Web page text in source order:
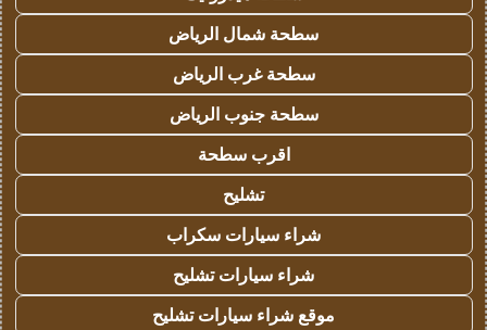
سطحة شمال الرياض
سطحة غرب الرياض
سطحة جنوب الرياض
اقرب سطحة
تشليح
شراء سيارات سكراب
شراء سيارات تشليح
موقع شراء سيارات تشليح